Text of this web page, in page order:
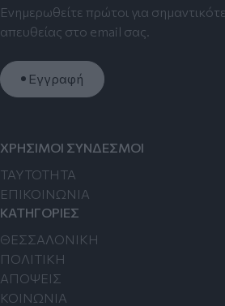
Ενημερωθείτε πρώτοι για
απευθείας στο email σας.
Εγγραφή
ΧΡΗΣΙΜΟΙ ΣΥΝΔΕΣΜΟΙ
TAYTOTHTA
ΕΠΙΚΟΙΝΩΝΙΑ
ΚΑΤΗΓΟΡΙΕΣ
ΘΕΣΣΑΛΟΝΙΚΗ
ΠΟΛΙΤΙΚΗ
ΑΠΟΨΕΙΣ
ΚΟΙΝΩΝΙΑ